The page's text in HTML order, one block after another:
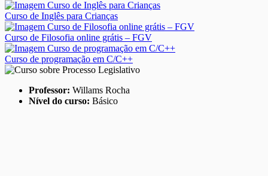
Curso de Inglês para Crianças
Curso de Filosofia online grátis – FGV
Curso de programação em C/C++
Professor: Willams Rocha
Nível do curso: Básico